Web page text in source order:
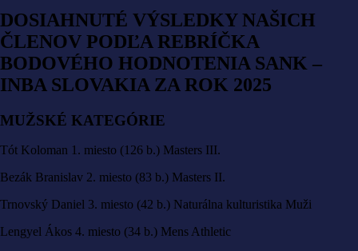
DOSIAHNUTÉ VÝSLEDKY NAŠICH
ČLENOV PODĽA REBRÍČKA
BODOVÉHO HODNOTENIA SANK –
INBA SLOVAKIA ZA ROK 2025
MUŽSKÉ KATEGÓRIE
Tót Koloman 1. miesto (126 b.) Masters III.
Bezák Branislav 2. miesto (83 b.) Masters II.
Trnovský Daniel 3. miesto (42 b.) Naturálna kulturistika Muži
Lengyel Ákos 4. miesto (34 b.) Mens Athletic